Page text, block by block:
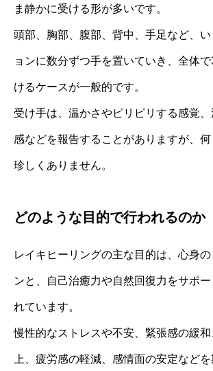
ま静かに受ける形が多いです。
頭部、胸部、腹部、背中、手足など、
ョンに数分ずつ手を置いていき、全体
けるケースが一般的です。
受け手は、温かさやピリピリする感覚
感などを報告することがありますが、
珍しくありません。
どのような目的で行われるのか
レイキヒーリングの主な目的は、心身
ンと、自己治癒力や自然回復力をサポ
れています。
慢性的なストレスや不安、緊張感の緩
上、疲労感の軽減、感情面の安定など